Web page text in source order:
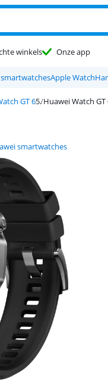
winkels Onze app
Apple Watch
GT 6 Huawei Watch
smartwatches